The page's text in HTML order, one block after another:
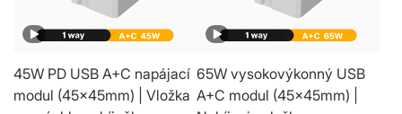
45W PD USB A+C napájací
modul (45x45mm) | Vložka
65W vysokovýkonný USB
A+C modul (45x45mm) |